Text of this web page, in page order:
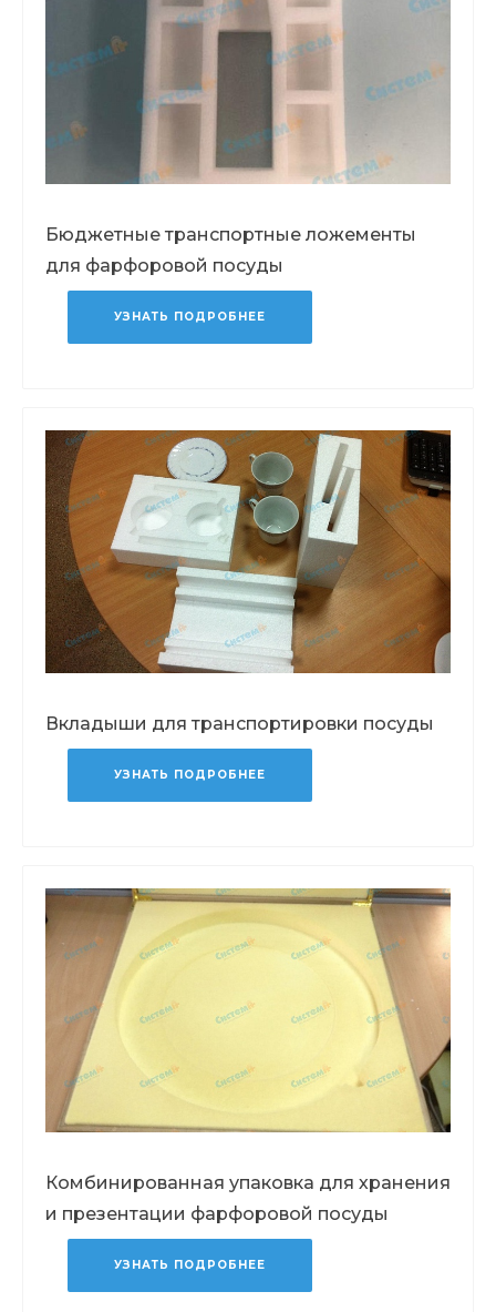
Бюджетные транспортные ложементы
для фарфоровой посуды
УЗНАТЬ ПОДРОБНЕЕ
Вкладыши для транспортировки посуды
УЗНАТЬ ПОДРОБНЕЕ
Комбинированная упаковка для хранения
и презентации фарфоровой посуды
УЗНАТЬ ПОДРОБНЕЕ